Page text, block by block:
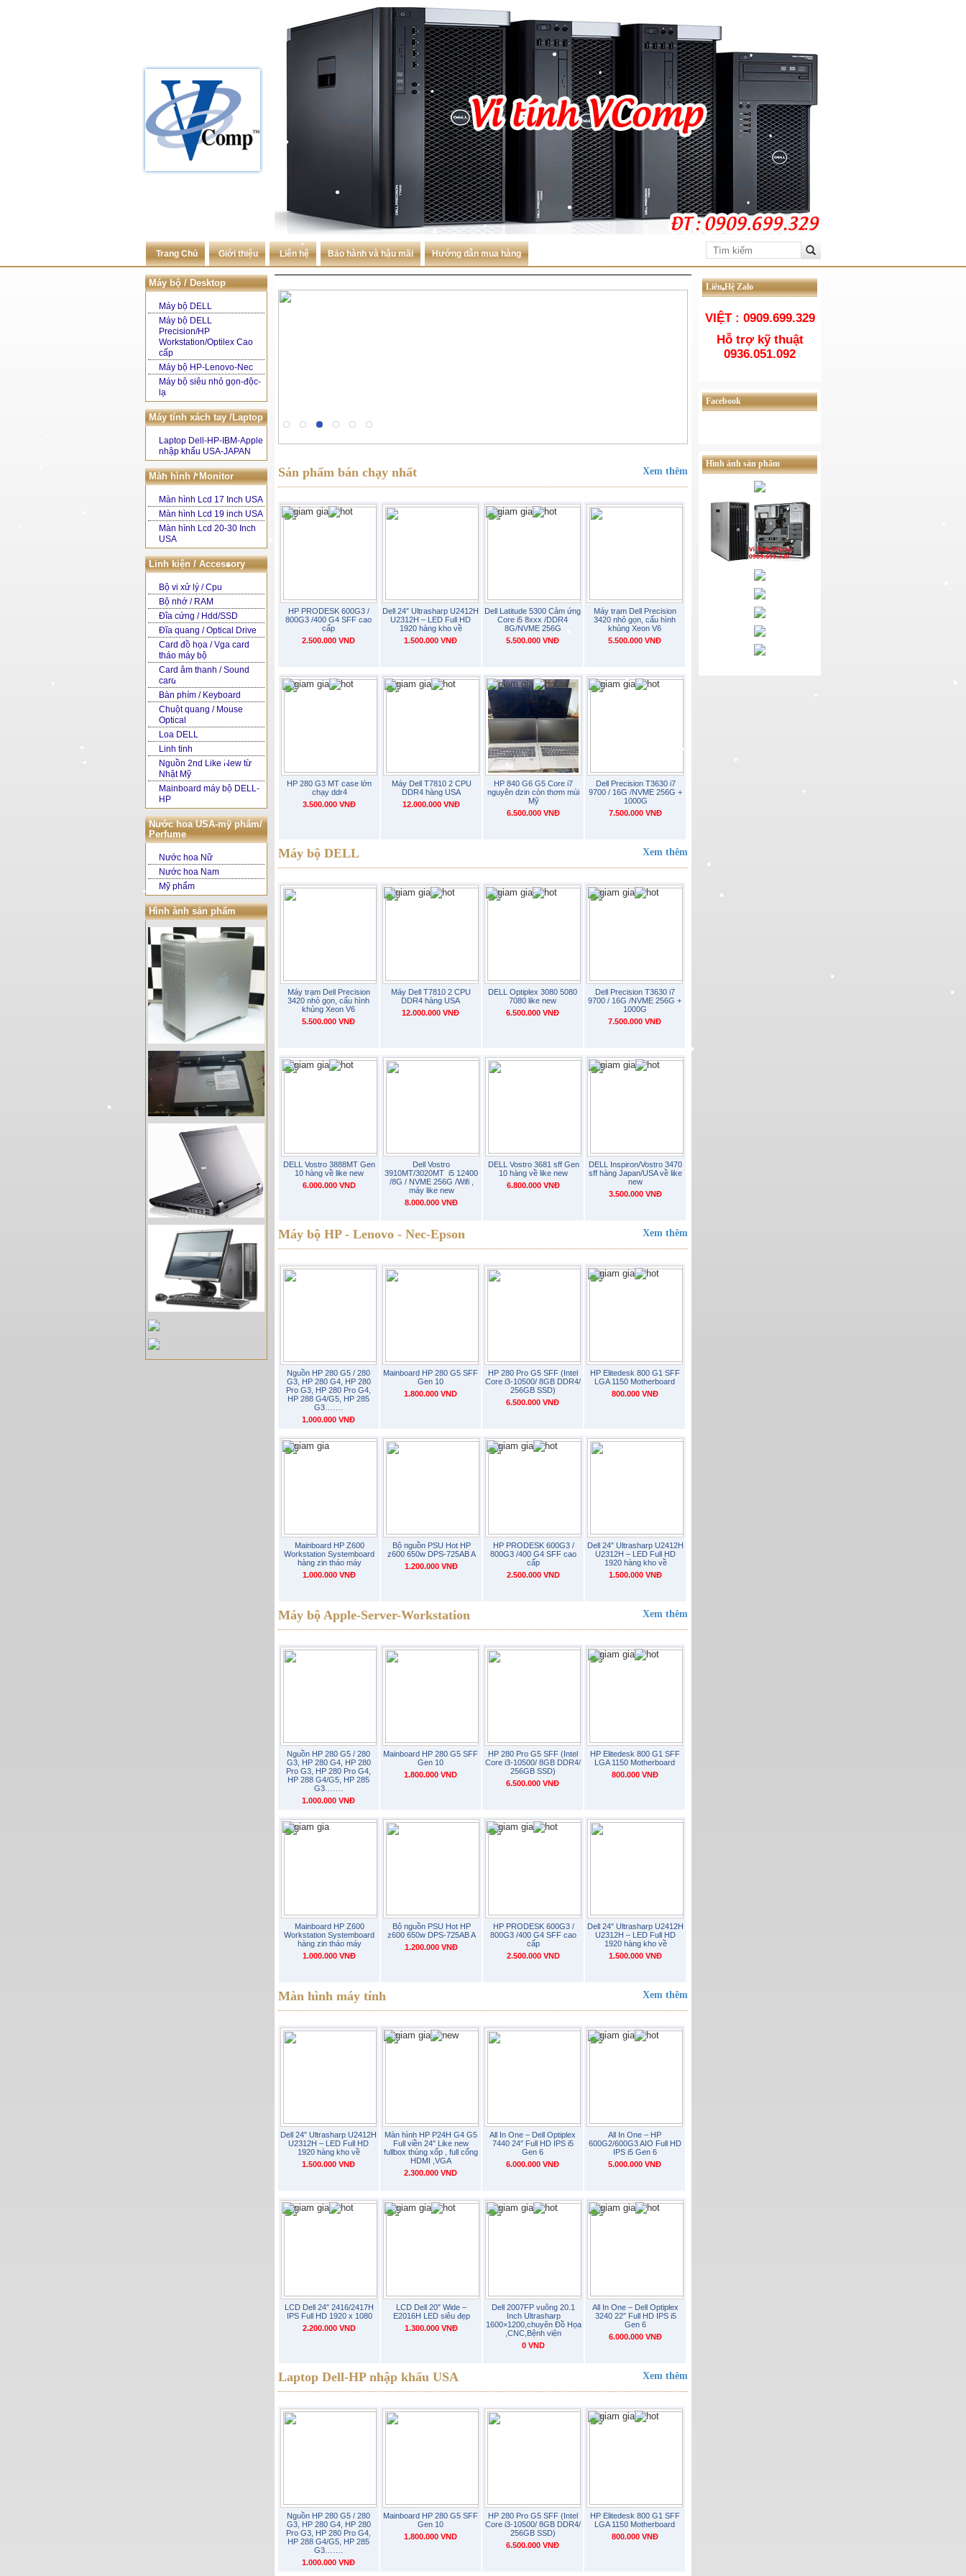
Trang Chủ Giới thiệu Liên hệ Bảo hành và hậu mãi Hướng dẫn mua hàng
Máy bộ / Desktop
Máy bộ DELL
Máy bộ DELL
Precision/HP
Workstation/Optilex Cao
cấp
Máy bộ HP-Lenovo-Nec
Máy bộ siêu nhỏ gọn-độc-
lạ
Máy tính xách tay /Laptop
Laptop Dell-HP-IBM-Apple
nhập khẩu USA-JAPAN
Màn hình / Monitor
Màn hình Lcd 17 Inch USA
Màn hình Lcd 19 inch USA
Màn hình Lcd 20-30 Inch
USA
Linh kiện / Accessory
Bộ vi xử lý / Cpu
Bộ nhớ / RAM
Đĩa cứng / Hdd/SSD
Đĩa quang / Optical Drive
Card đồ họa / Vga card
tháo máy bộ
Card âm thanh / Sound
card
Bàn phím / Keyboard
Chuột quang / Mouse
Optical
Loa DELL
Linh tinh
Nguồn 2nd Like New từ
Nhật Mỹ
Mainboard máy bộ DELL-
HP
Nước hoa USA-mỹ phẩm/
Perfume
Nước hoa Nữ
Nước hoa Nam
Mỹ phẩm
Hình ành sản phẩm
Sản phẩm bán chạy nhất Xem thêm
HP PRODESK 600G3 /
800G3 /400 G4 SFF cao
cấp
2.500.000 VND
Dell 24″ Ultrasharp U2412H
U2312H – LED Full HD
1920 hàng kho về
1.500.000 VNĐ
Dell Latitude 5300 Cảm ứng
Core i5 8xxx /DDR4
8G/NVME 256G
5.500.000 VNĐ
Máy trạm Dell Precision
3420 nhỏ gọn, cấu hình
khủng Xeon V6
5.500.000 VNĐ
HP 280 G3 MT case lớn
chạy ddr4
3.500.000 VNĐ
Máy Dell T7810 2 CPU
DDR4 hàng USA
12.000.000 VNĐ
HP 840 G6 G5 Core i7
nguyên dzin còn thơm mùi
Mỹ
6.500.000 VNĐ
Dell Precision T3630 i7
9700 / 16G /NVME 256G +
1000G
7.500.000 VNĐ
Máy bộ DELL Xem thêm
Máy trạm Dell Precision
3420 nhỏ gọn, cấu hình
khủng Xeon V6
5.500.000 VNĐ
Máy Dell T7810 2 CPU
DDR4 hàng USA
12.000.000 VNĐ
DELL Optiplex 3080 5080
7080 like new
6.500.000 VNĐ
Dell Precision T3630 i7
9700 / 16G /NVME 256G +
1000G
7.500.000 VNĐ
DELL Vostro 3888MT Gen
10 hàng về like new
6.000.000 VND
Dell Vostro
3910MT/3020MT i5 12400
/8G / NVME 256G /Wifi ,
máy like new
8.000.000 VNĐ
DELL Vostro 3681 sff Gen
10 hàng về like new
6.800.000 VNĐ
DELL Inspiron/Vostro 3470
sff hàng Japan/USA về like
new
3.500.000 VNĐ
Máy bộ HP - Lenovo - Nec-Epson Xem thêm
Nguồn HP 280 G5 / 280
G3, HP 280 G4, HP 280
Pro G3, HP 280 Pro G4,
HP 288 G4/G5, HP 285
G3…….
1.000.000 VNĐ
Mainboard HP 280 G5 SFF
Gen 10
1.800.000 VND
HP 280 Pro G5 SFF (Intel
Core i3-10500/ 8GB DDR4/
256GB SSD)
6.500.000 VNĐ
HP Elitedesk 800 G1 SFF
LGA 1150 Motherboard
800.000 VNĐ
Mainboard HP Z600
Workstation Systemboard
hàng zin tháo máy
1.000.000 VNĐ
Bộ nguồn PSU Hot HP
z600 650w DPS-725AB A
1.200.000 VNĐ
HP PRODESK 600G3 /
800G3 /400 G4 SFF cao
cấp
2.500.000 VND
Dell 24″ Ultrasharp U2412H
U2312H – LED Full HD
1920 hàng kho về
1.500.000 VNĐ
Máy bộ Apple-Server-Workstation Xem thêm
Nguồn HP 280 G5 / 280
G3, HP 280 G4, HP 280
Pro G3, HP 280 Pro G4,
HP 288 G4/G5, HP 285
G3…….
1.000.000 VNĐ
Mainboard HP 280 G5 SFF
Gen 10
1.800.000 VND
HP 280 Pro G5 SFF (Intel
Core i3-10500/ 8GB DDR4/
256GB SSD)
6.500.000 VNĐ
HP Elitedesk 800 G1 SFF
LGA 1150 Motherboard
800.000 VNĐ
Mainboard HP Z600
Workstation Systemboard
hàng zin tháo máy
1.000.000 VNĐ
Bộ nguồn PSU Hot HP
z600 650w DPS-725AB A
1.200.000 VNĐ
HP PRODESK 600G3 /
800G3 /400 G4 SFF cao
cấp
2.500.000 VND
Dell 24″ Ultrasharp U2412H
U2312H – LED Full HD
1920 hàng kho về
1.500.000 VNĐ
Màn hình máy tính Xem thêm
Dell 24″ Ultrasharp U2412H
U2312H – LED Full HD
1920 hàng kho về
1.500.000 VNĐ
Màn hình HP P24H G4 G5
Full viền 24″ Like new
fullbox thùng xốp , full cổng
HDMI ,VGA
2.300.000 VND
All In One – Dell Optiplex
7440 24″ Full HD IPS i5
Gen 6
6.000.000 VNĐ
All In One – HP
600G2/600G3 AIO Full HD
IPS i5 Gen 6
5.000.000 VNĐ
LCD Dell 24″ 2416/2417H
IPS Full HD 1920 x 1080
2.200.000 VND
LCD Dell 20″ Wide –
E2016H LED siêu đẹp
1.300.000 VNĐ
Dell 2007FP vuông 20.1
Inch Ultrasharp
1600×1200,chuyên Đồ Họa
,CNC,Bệnh viện
0 VND
All In One – Dell Optiplex
3240 22″ Full HD IPS i5
Gen 6
6.000.000 VNĐ
Laptop Dell-HP nhập khẩu USA Xem thêm
Nguồn HP 280 G5 / 280
G3, HP 280 G4, HP 280
Pro G3, HP 280 Pro G4,
HP 288 G4/G5, HP 285
G3…….
1.000.000 VNĐ
Mainboard HP 280 G5 SFF
Gen 10
1.800.000 VND
HP 280 Pro G5 SFF (Intel
Core i3-10500/ 8GB DDR4/
256GB SSD)
6.500.000 VNĐ
HP Elitedesk 800 G1 SFF
LGA 1150 Motherboard
800.000 VNĐ
Liên Hệ Zalo
VIỆT : 0909.699.329
Hỗ trợ kỹ thuật
0936.051.092
Facebook
Hình ảnh sản phẩm
•
•
•
•
•
••
•
•
•
•
•
•
•
•
•
•
•
•
•
•
•
•